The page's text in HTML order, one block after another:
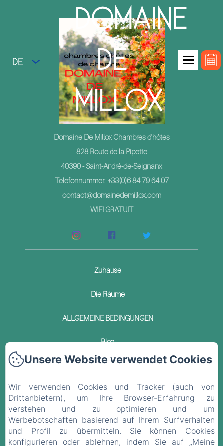
DE
DOMAINE
DE
MILLOX
Domaine De Millox Chambres d'hôtes
828 Route de la Pipette
40390 - Saint-André-de-Seignanx
Telefonnummer: +33(0)6 84 79 64 07
contact@domainedemillox.com
WIFI GRATUIT
Zuhause
Die Räume
ALLGEMEINE BEDINGUNGEN
Blog
Kontakt
Datenschutzerklärung
Rechtliche Informationen
Cookie-Informationen
Unsere Website verwendet Cookies
Wir verwenden Cookies und Tracker (auch von
Drittanbietern), um Ihre Browser-Erfahrung zu
verstehen und zu optimieren und um
Werbebotschaften basierend auf Ihrem Surfverhalten
und Profil zu übermitteln. Sie können Cookies
konfigurieren oder ablehnen, indem Sie auf „Meine